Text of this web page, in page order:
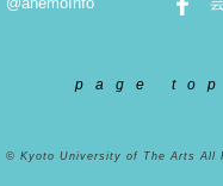
page
© Kyoto University of The Arts All